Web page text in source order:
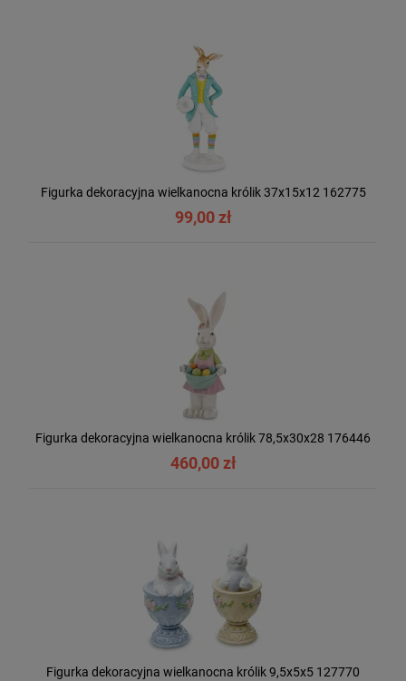
Figurka dekoracyjna wielkanocna królik 37x15x12 162775
99,00 zł
Figurka dekoracyjna wielkanocna królik 78,5x30x28 176446
460,00 zł
Figurka dekoracyjna wielkanocna królik 9,5x5x5 127770